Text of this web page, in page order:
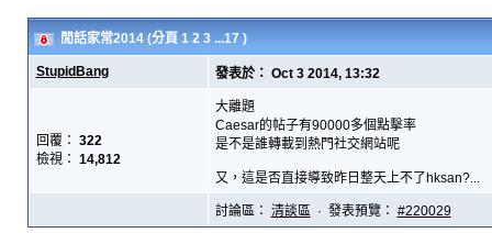
閒話家常2014 (分頁 1 2 3 ...17 )
StupidBang 發表於： Oct 3 2014, 13:32
回覆： 322
檢視： 14,812
大離題
Caesar的帖子有90000多個點擊率
是不是誰轉載到熱門社交網站呢
又，這是否直接導致昨日整天上不了hksan?...
討論區： 清談區· 發表預覽： #220029